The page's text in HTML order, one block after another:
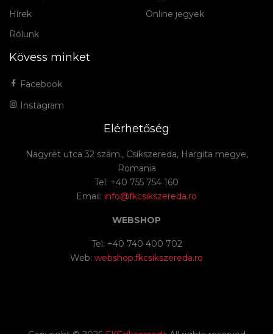
Hírek
Rólunk
Online jegyek
Kövess minket
Facebook
Instagram
Elérhetőség
Nagyrét utca 32 szám., Csíkszereda, Hargita megye,
Romania
Tel: +40 755 754 160
Email: info@fkcsikszereda.ro
WEBSHOP
Tel: +40 740 400 702
Web: webshop.fkcsikszereda.ro